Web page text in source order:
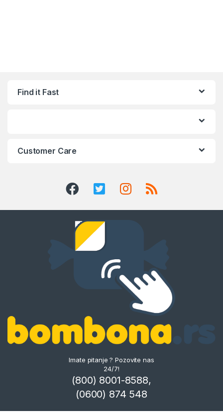
Find it Fast
Customer Care
Imate pitanje ? Pozovite nas
24/7!
(800) 8001-8588,
(0600) 874 548